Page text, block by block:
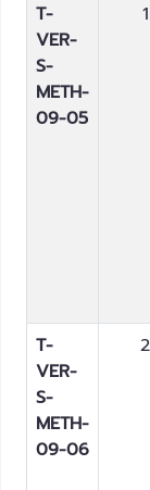
T-
VER-
S-
METH-
09-05
1
T-
VER-
S-
METH-
09-06
2